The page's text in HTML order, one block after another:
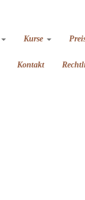
Kurse
Kontakt